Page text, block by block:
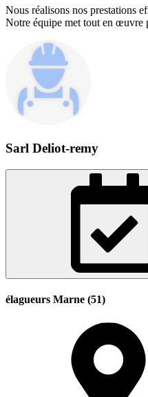
Nous réalisons nos prestations
Notre équipe met tout en œuvre
Sarl Deliot-remy
élagueurs Marne (51)